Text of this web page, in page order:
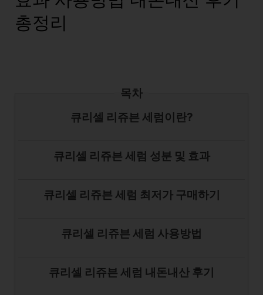
총정리
목차
큐리셀 리쥬븐 세럼이란?
큐리셀 리쥬븐 세럼 성분 및 효과
큐리셀 리쥬븐 세럼 최저가 구매하기
큐리셀 리쥬븐 세럼 사용방법
큐리셀 리쥬븐 세럼 내돈내산 후기